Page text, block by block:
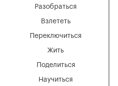
Разобраться
Взлететь
Переключиться
Жить
Поделиться
Научиться